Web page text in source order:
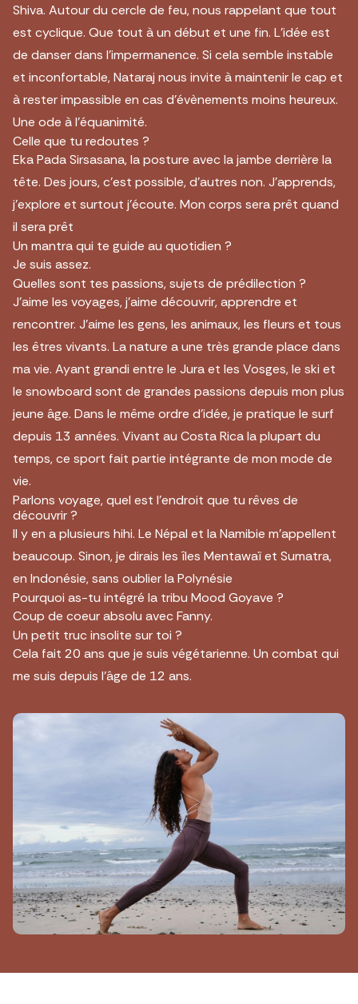
Shiva. Autour du cercle de feu, nous rappelant que tout
est cyclique. Que tout à un début et une fin. L’idée est
de danser dans l’impermanence. Si cela semble instable
et inconfortable, Nataraj nous invite à maintenir le cap et
à rester impassible en cas d’évènements moins heureux.
Une ode à l’équanimité.
Celle que tu redoutes ?
Eka Pada Sirsasana, la posture avec la jambe derrière la
tête. Des jours, c’est possible, d’autres non. J’apprends,
j’explore et surtout j’écoute. Mon corps sera prêt quand
il sera prêt
Un mantra qui te guide au quotidien ?
Je suis assez.
Quelles sont tes passions, sujets de prédilection ?
J’aime les voyages, j’aime découvrir, apprendre et
rencontrer. J’aime les gens, les animaux, les fleurs et tous
les êtres vivants. La nature a une très grande place dans
ma vie. Ayant grandi entre le Jura et les Vosges, le ski et
le snowboard sont de grandes passions depuis mon plus
jeune âge. Dans le même ordre d’idée, je pratique le surf
depuis 13 années. Vivant au Costa Rica la plupart du
temps, ce sport fait partie intégrante de mon mode de
vie.
Parlons voyage, quel est l’endroit que tu rêves de
découvrir ?
Il y en a plusieurs hihi. Le Népal et la Namibie m’appellent
beaucoup. Sinon, je dirais les îles Mentawaï et Sumatra,
en Indonésie, sans oublier la Polynésie
Pourquoi as-tu intégré la tribu Mood Goyave ?
Coup de coeur absolu avec Fanny.
Un petit truc insolite sur toi ?
Cela fait 20 ans que je suis végétarienne. Un combat qui
me suis depuis l’âge de 12 ans.